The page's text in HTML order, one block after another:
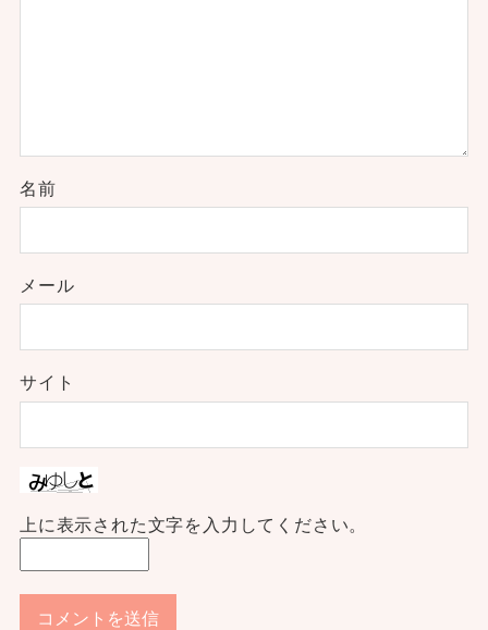
名前
メール
サイト
上に表示された文字を入力してください。